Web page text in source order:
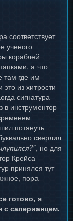
соответствует
ученого
кораблей
а что
там где им
из хитрости
сигнатура
в инструментор
потянуть
сверлил
, но для
Крейса
принялся тут
пора
готово, я
с салерианцем.